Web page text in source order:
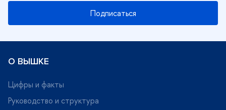
Подписаться
О ВЫШКЕ
Цифры и факты
Руководство и структура